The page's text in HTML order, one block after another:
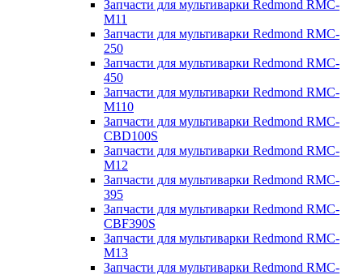
Запчасти для мультиварки Redmond RMC-
M11
Запчасти для мультиварки Redmond RMC-
250
Запчасти для мультиварки Redmond RMC-
450
Запчасти для мультиварки Redmond RMC-
M110
Запчасти для мультиварки Redmond RMC-
CBD100S
Запчасти для мультиварки Redmond RMC-
M12
Запчасти для мультиварки Redmond RMC-
395
Запчасти для мультиварки Redmond RMC-
CBF390S
Запчасти для мультиварки Redmond RMC-
M13
Запчасти для мультиварки Redmond RMC-